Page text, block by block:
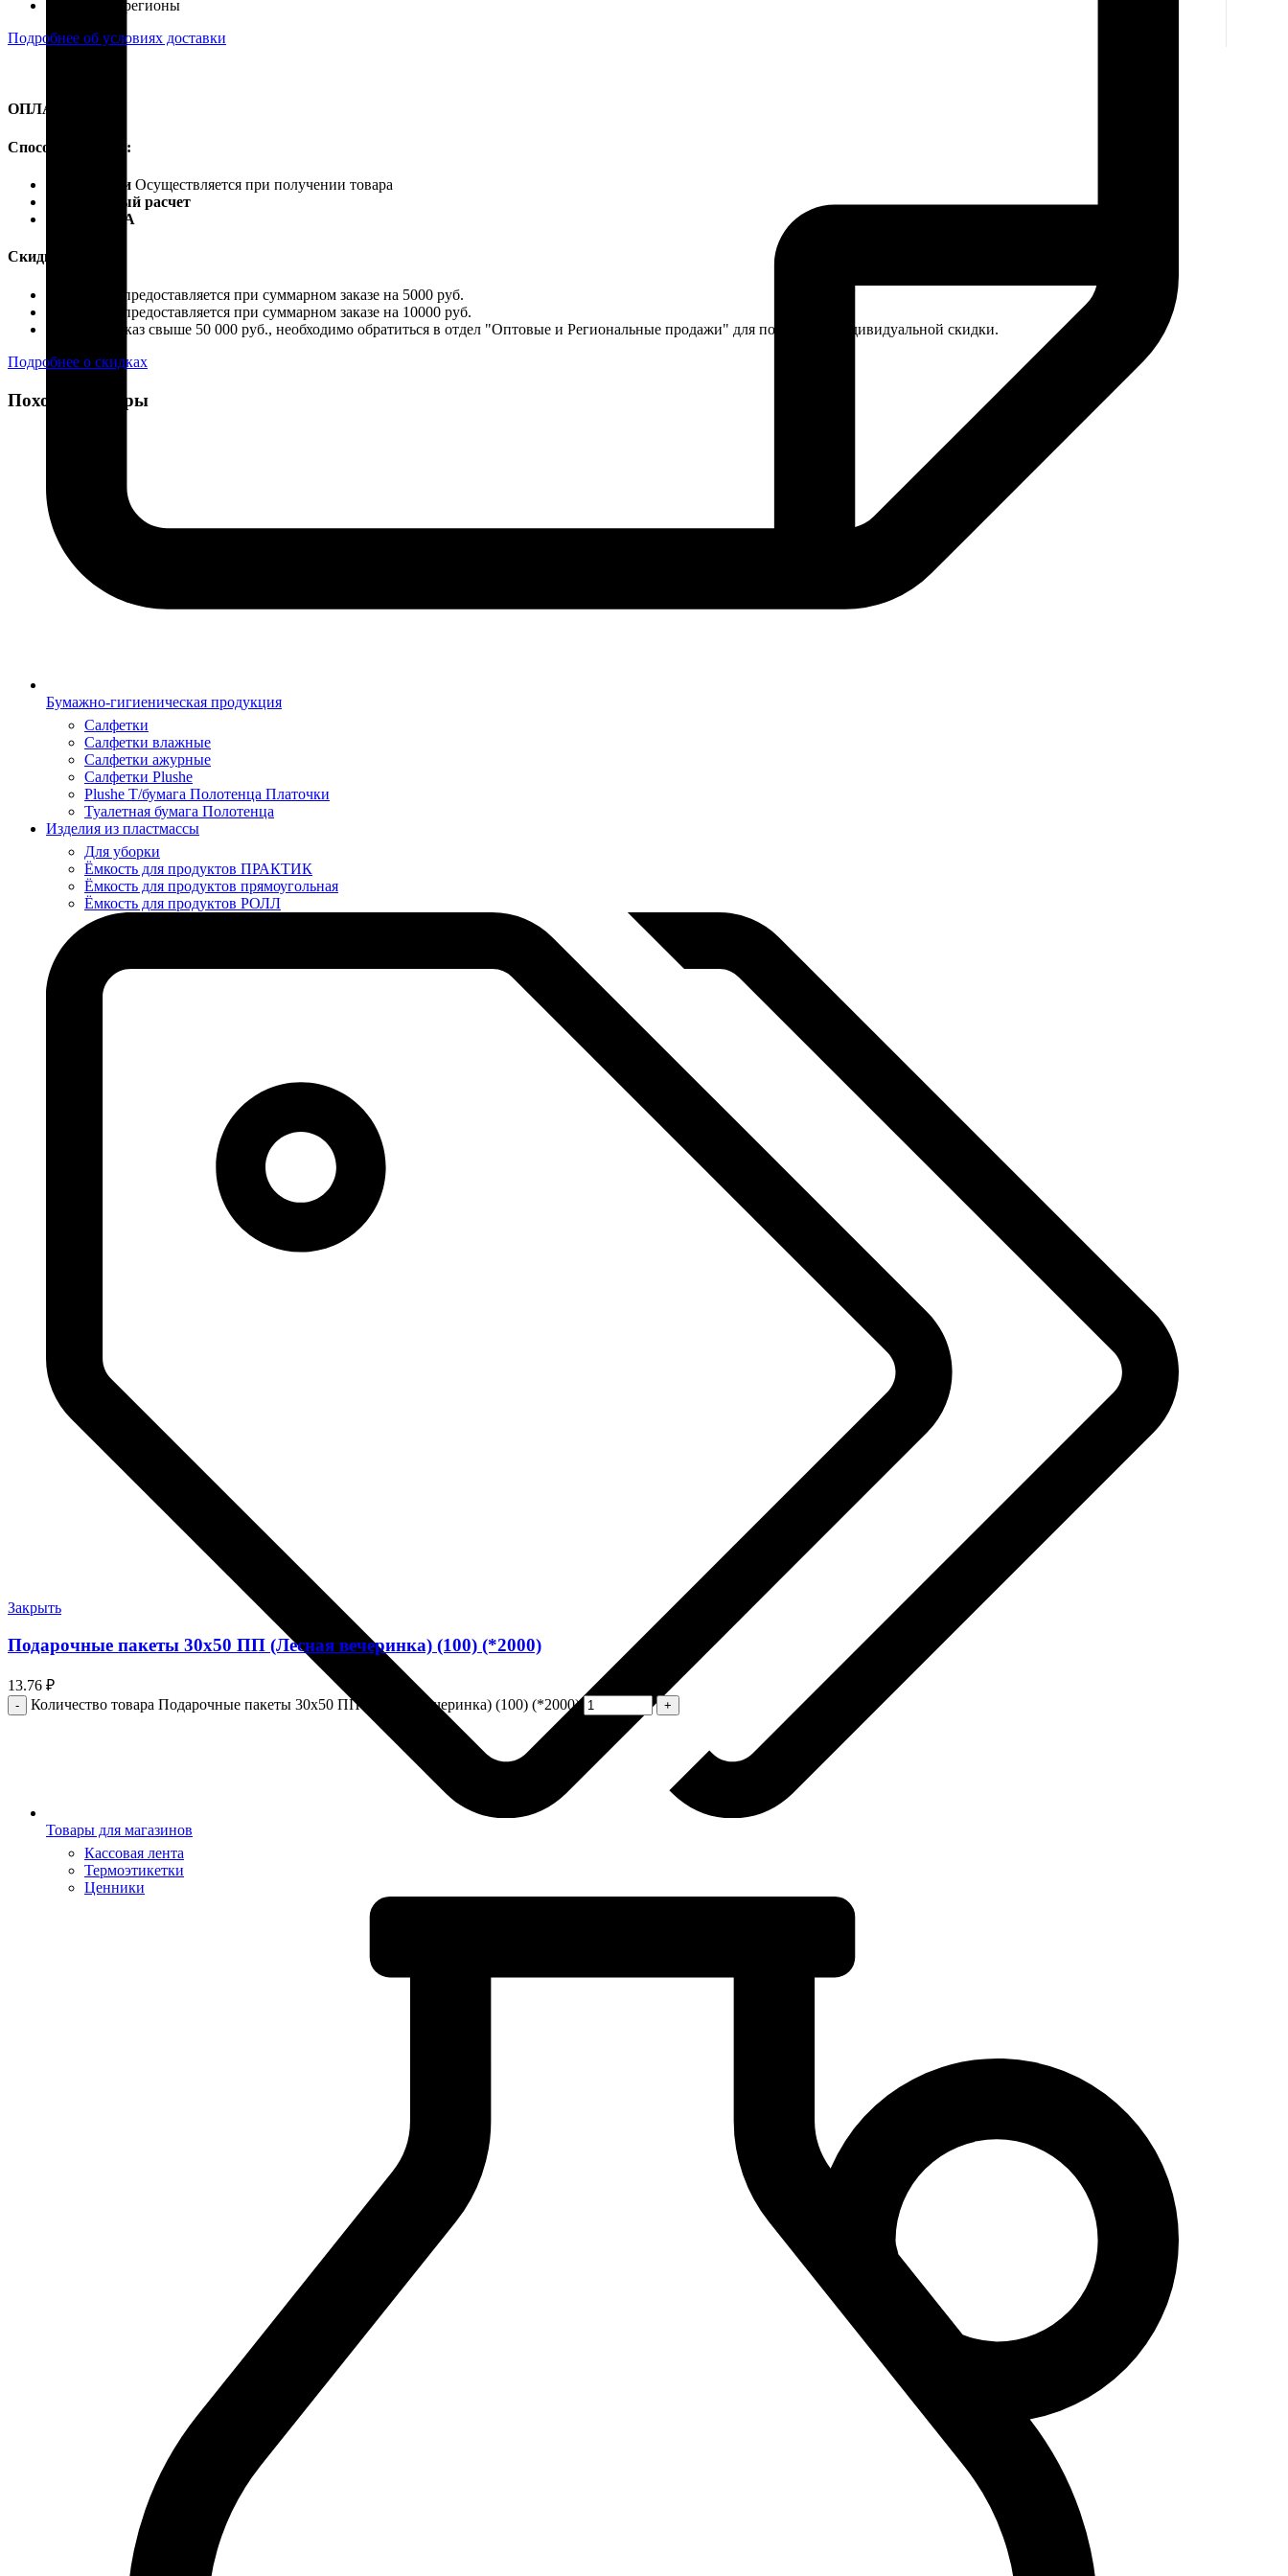
Бумажно-гигиеническая продукция
Салфетки
Салфетки влажные
Салфетки ажурные
Салфетки Plushe
Plushe Т/бумага Полотенца Платочки
Туалетная бумага Полотенца
Изделия из пластмассы
Для уборки
Ёмкость для продуктов ПРАКТИК
Ёмкость для продуктов прямоугольная
Ёмкость для продуктов РОЛЛ
Товары для магазинов
Кассовая лента
Термоэтикетки
Ценники
Россия, все регионы
Подробнее об условиях доставки
ОПЛАТА
Способы оплаты:
Наличными Осуществляется при получении товара
Безналичный расчет
Карты VISA
Скидки:
Скидка 4% предоставляется при суммарном заказе на 5000 руб.
Скидка 7% предоставляется при суммарном заказе на 10000 руб.
Если ваш заказ свыше 50 000 руб., необходимо обратиться в отдел "Оптовые и Региональные продажи" для получения индивидуальной скидки.
Подробнее о скидках
Похожие товары
Закрыть
Подарочные пакеты 30х50 ПП (Лесная вечеринка) (100) (*2000)
13.76 ₽
Количество товара Подарочные пакеты 30х50 ПП (Лесная вечеринка) (100) (*2000)